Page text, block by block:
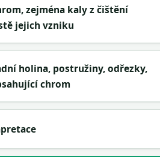
zejména kaly z čištění
jejich vzniku
holina, postružiny, odřezky,
chrom